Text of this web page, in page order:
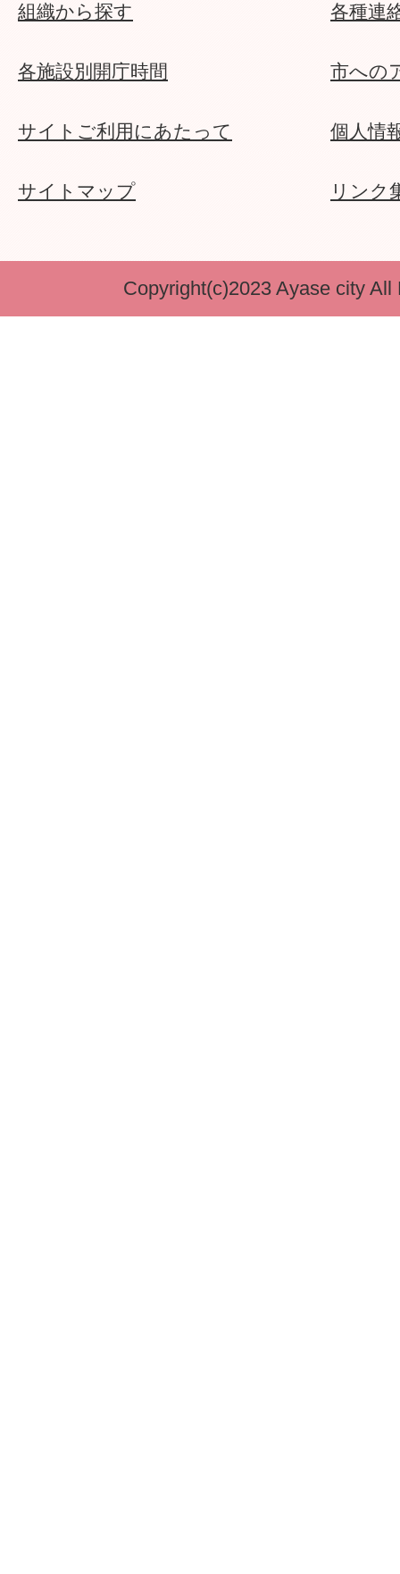
組織から探す 各種連
各施設別開庁時間 市への
サイトご利用にあたって 個人情
サイトマップ リンク
Copyright(c)2023 Ayase city